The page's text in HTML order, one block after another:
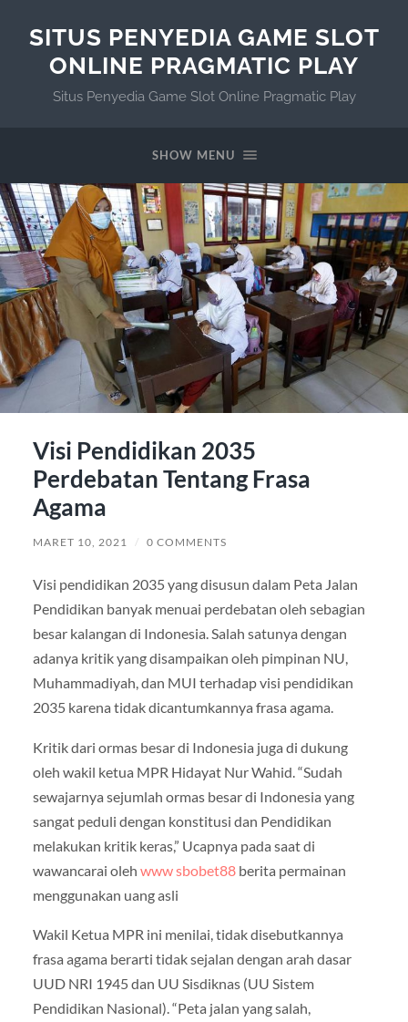
SITUS PENYEDIA GAME SLOT
ONLINE PRAGMATIC PLAY
Situs Penyedia Game Slot Online Pragmatic Play
SHOW MENU
Visi Pendidikan 2035
Perdebatan Tentang Frasa
Agama
MARET 10, 2021 / 0 COMMENTS
Visi pendidikan 2035 yang disusun dalam Peta Jalan
Pendidikan banyak menuai perdebatan oleh sebagian
besar kalangan di Indonesia. Salah satunya dengan
adanya kritik yang disampaikan oleh pimpinan NU,
Muhammadiyah, dan MUI terhadap visi pendidikan
2035 karena tidak dicantumkannya frasa agama.
Kritik dari ormas besar di Indonesia juga di dukung
oleh wakil ketua MPR Hidayat Nur Wahid. “Sudah
sewajarnya sejumlah ormas besar di Indonesia yang
sangat peduli dengan konstitusi dan Pendidikan
melakukan kritik keras,” Ucapnya pada saat di
wawancarai oleh www sbobet88berita permainan
menggunakan uang asli
Wakil Ketua MPR ini menilai, tidak disebutkannya
frasa agama berarti tidak sejalan dengan arah dasar
UUD NRI 1945 dan UU Sisdiknas (UU Sistem
Pendidikan Nasional). “Peta jalan yang salah,